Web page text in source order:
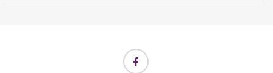
biuro@hokus.com.pl Informujemy, że w dniach 24.12.2025–